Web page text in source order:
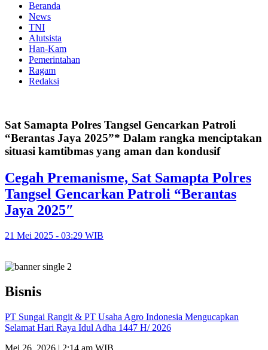
Beranda
News
TNI
Alutsista
Han-Kam
Pemerintahan
Ragam
Redaksi
Sat Samapta Polres Tangsel Gencarkan Patroli
“Berantas Jaya 2025”* Dalam rangka menciptakan
situasi kamtibmas yang aman dan kondusif
Cegah Premanisme, Sat Samapta Polres
Tangsel Gencarkan Patroli “Berantas
Jaya 2025″
21 Mei 2025 - 03:29 WIB
Bisnis
PT Sungai Rangit & PT Usaha Agro Indonesia Mengucapkan
Selamat Hari Raya Idul Adha 1447 H/ 2026